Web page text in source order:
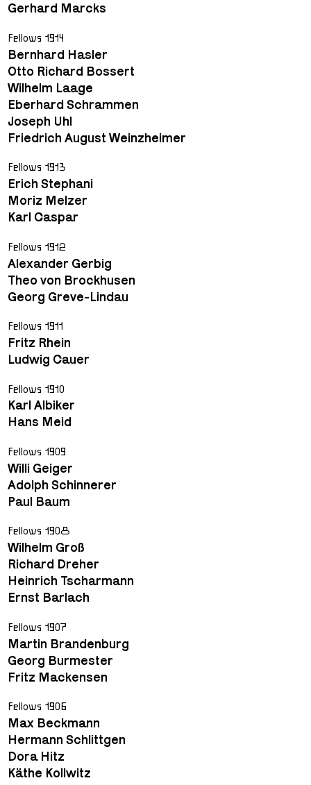
Gerhard Marcks
Fellows 1914
Bernhard Hasler
Otto Richard Bossert
Wilhelm Laage
Eberhard Schrammen
Joseph Uhl
Friedrich August Weinzheimer
Fellows 1913
Erich Stephani
Moriz Melzer
Karl Caspar
Fellows 1912
Alexander Gerbig
Theo von Brockhusen
Georg Greve-Lindau
Fellows 1911
Fritz Rhein
Ludwig Cauer
Fellows 1910
Karl Albiker
Hans Meid
Fellows 1909
Willi Geiger
Adolph Schinnerer
Paul Baum
Fellows 1908
Wilhelm Groß
Richard Dreher
Heinrich Tscharmann
Ernst Barlach
Fellows 1907
Martin Brandenburg
Georg Burmester
Fritz Mackensen
Fellows 1906
Max Beckmann
Hermann Schlittgen
Dora Hitz
Käthe Kollwitz